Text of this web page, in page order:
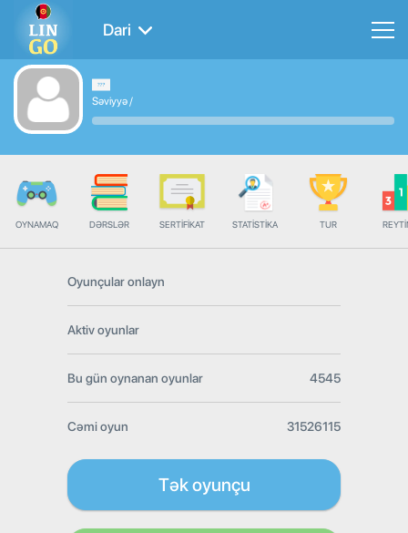
Dari
Səviyyə/
OYNAMAQ DƏRSLƏR SERTIFIKAT STATISTIKA TUR
Oyunçular onlayn
Aktiv oyunlar
Bu gün oynanan oyunlar 4545
Cəmi oyun 31526115
Tək oyunçu